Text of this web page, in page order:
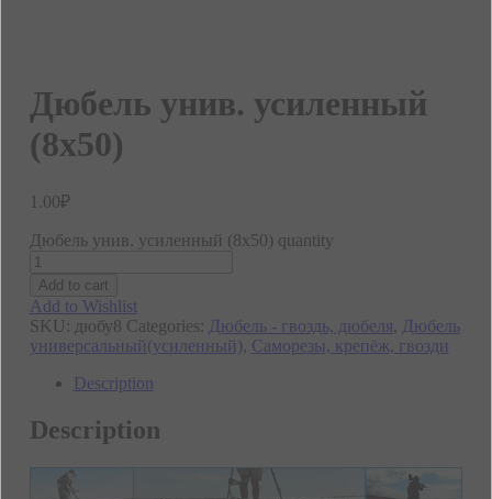
Дюбель унив. усиленный
(8х50)
1.00₽
Дюбель унив. усиленный (8х50) quantity
Add to cart
Add to Wishlist
SKU: дюбу8 Categories: Дюбель - гвоздь, дюбеля, Дюбель
универсальный(усиленный), Саморезы, крепёж, гвозди
Description
Description